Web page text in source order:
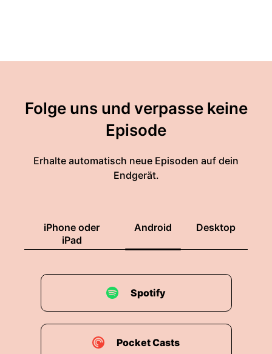
Folge uns und verpasse keine
Episode
Erhalte automatisch neue Episoden auf dein
Endgerät.
iPhone oder
iPad
Android Desktop
Spotify
Pocket Casts